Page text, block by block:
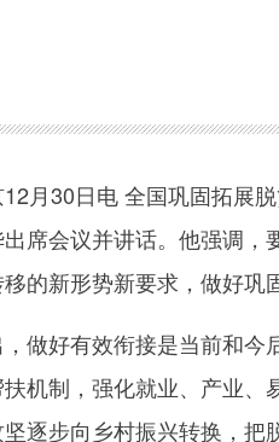
30日电 全国巩固拓展脱
席会议并讲话。他强调，
的新形势新要求，做好巩
好有效衔接是当前和今
机制，强化就业、产业
逐步向乡村振兴转换，